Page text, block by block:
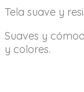
Tela suave y
Suaves y
y colores.